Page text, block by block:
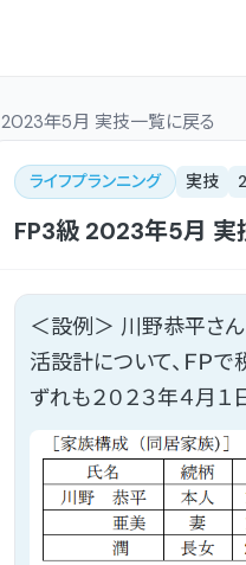
2023年5月 実技一覧に戻る
ライフプランニング 実技
FP3級 2023年5月 実
＜設例＞ 川野恭平さ
活設計について、ＦＰ
ずれも２０２３年４月１